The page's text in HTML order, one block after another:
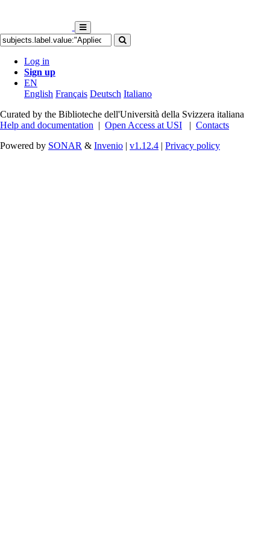
Log in
Sign up
EN
English Français Deutsch Italiano
Curated by the Biblioteche dell'Università della Svizzera italiana
Help and documentation | Open Access at USI | Contacts
Powered by SONAR & Invenio | v1.12.4 | Privacy policy